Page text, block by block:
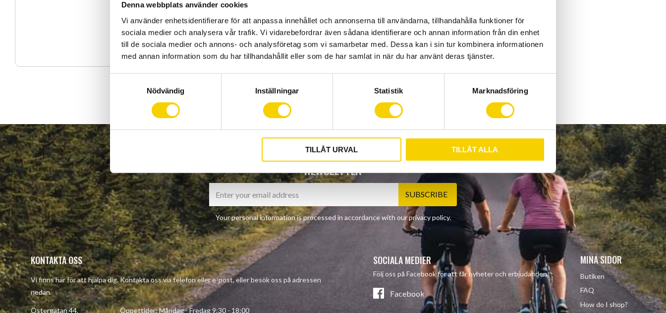
Denna webbplats använder cookies
Vi använder enhetsidentifierare för att anpassa innehållet och annonserna till användarna, tillhandahålla funktioner för
sociala medier och analysera vår trafik. Vi vidarebefordrar även sådana identifierare och annan information från din enhet
till de sociala medier och annons- och analysföretag som vi samarbetar med. Dessa kan i sin tur kombinera informationen
med annan information som du har tillhandahållit eller som de har samlat in när du har använt deras tjänster.
y
c
k
e
s
v
a
l
Nödvändig Inställningar Statistik Marknadsföring
TILLÅT URVAL TILLÅT ALLA
NEWSLETTER
SUBSCRIBE
Your personal information is processed in accordance with ourprivacy policy.
KONTAKTA OSS
Vi finns här för att hjälpa dig. Kontakta oss via telefon eller e-post, eller besök oss på adressen
nedan.
Östergatan 44, Öppettider: Måndag - Fredag 9:30 - 18:00
SOCIALA MEDIER
Följ oss på Facebook för att får nyheter och erbjudanden.
Facebook
MINA SIDOR
Butiken
FAQ
How do I shop?